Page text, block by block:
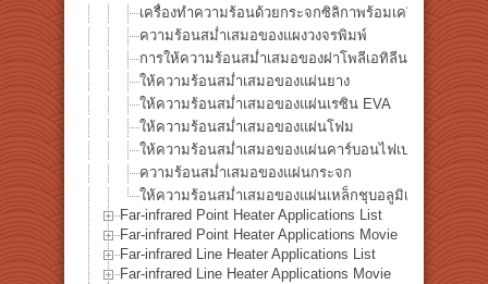
เครื่องทำความร้อนด้วยกระจกซิลิกาพร้อมเครื่องทำความ
ความร้อนสม่ำเสมอของแผงวงจรพิมพ์
การให้ความร้อนสม่ำเสมอของฝาโพลีเอทิลีน
ให้ความร้อนสม่ำเสมอของแผ่นยาง
ให้ความร้อนสม่ำเสมอของแผ่นเรซิน EVA
ให้ความร้อนสม่ำเสมอของแผ่นโฟม
ให้ความร้อนสม่ำเสมอของแผ่นคาร์บอนไฟเบอร์
ความร้อนสม่ำเสมอของแผ่นกระจก
ให้ความร้อนสม่ำเสมอของแผ่นเหล็กชุบอลูมิเนียม
Far-infrared Point Heater Applications List
Far-infrared Point Heater Applications Movie
Far-infrared Line Heater Applications List
Far-infrared Line Heater Applications Movie